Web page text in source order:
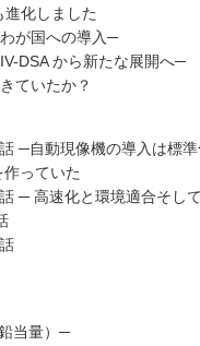
進化しました
が国への導入─
DSA から新たな展開へ─
ていたか？
─自動現像機の導入は標
作っていた
─ 高速化と環境適合そし
当量）─